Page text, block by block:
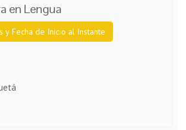
en Lengua
y Fecha de Inicio al Instante